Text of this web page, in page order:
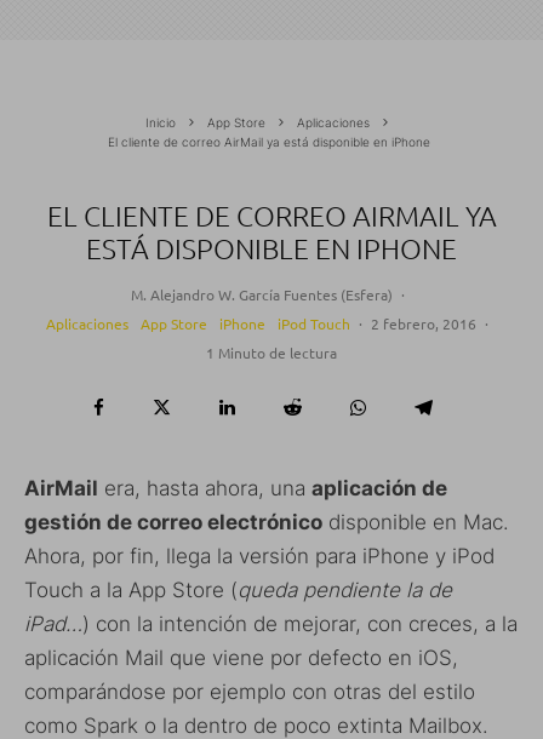
Inicio App Store
Aplicaciones
El cliente de correo AirMail ya está disponible en iPhone
EL CLIENTE DE CORREO AIRMAIL YA
ESTÁ DISPONIBLE EN IPHONE
M. Alejandro W. García Fuentes (Esfera) ·
Aplicaciones
App Store iPhone iPod Touch · 2 febrero, 2016 ·
1 Minuto de lectura
AirMail era, hasta ahora, una aplicación de
gestión de correo electrónico disponible en Mac.
Ahora, por fin, llega la versión para iPhone y iPod
Touch a la App Store (queda pendiente la de
iPad…) con la intención de mejorar, con creces, a la
aplicación Mail que viene por defecto en iOS,
comparándose por ejemplo con otras del estilo
como Spark o la dentro de poco extinta Mailbox.